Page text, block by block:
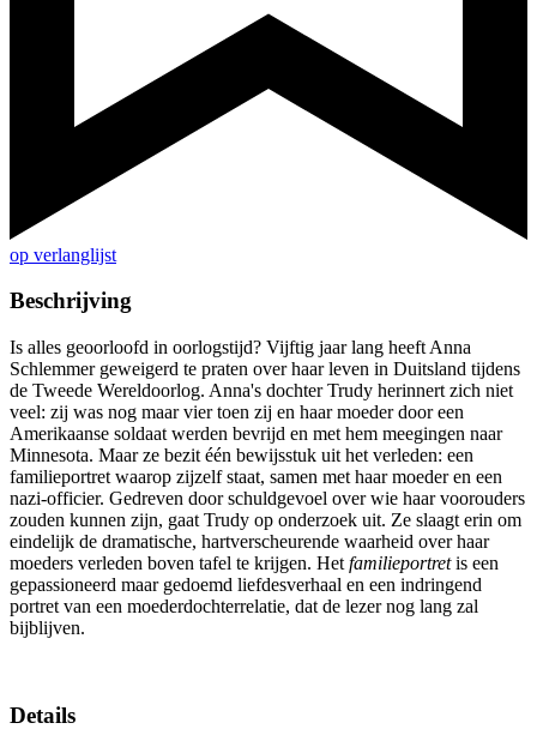
op verlanglijst
Beschrijving
Is alles geoorloofd in oorlogstijd? Vijftig jaar lang heeft Anna
Schlemmer geweigerd te praten over haar leven in Duitsland tijdens
de Tweede Wereldoorlog. Anna's dochter Trudy herinnert zich niet
veel: zij was nog maar vier toen zij en haar moeder door een
Amerikaanse soldaat werden bevrijd en met hem meegingen naar
Minnesota. Maar ze bezit één bewijsstuk uit het verleden: een
familieportret waarop zijzelf staat, samen met haar moeder en een
nazi-officier. Gedreven door schuldgevoel over wie haar voorouders
zouden kunnen zijn, gaat Trudy op onderzoek uit. Ze slaagt erin om
eindelijk de dramatische, hartverscheurende waarheid over haar
moeders verleden boven tafel te krijgen. Het familieportretis een
gepassioneerd maar gedoemd liefdesverhaal en een indringend
portret van een moederdochterrelatie, dat de lezer nog lang zal
bijblijven.
Details